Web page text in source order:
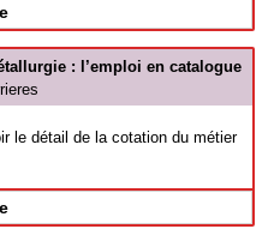
: l’emploi en catalogue
le détail de la cotation du métier